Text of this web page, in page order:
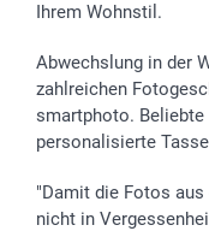
Ihrem Wohnstil.
Abwechslung in der
zahlreichen
smartphoto.
personalisierte
"Damit die Fotos
nicht in